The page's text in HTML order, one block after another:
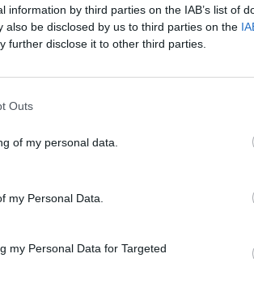
information by third parties on the IAB’s list of
also be disclosed by us to third parties on the
further disclose it to other third parties.
Outs
of my personal data.
my Personal Data.
my Personal Data for Targeted
senus pastatus ar ilgą kelią į viršų, tai
gyvenimo etapui arba didesnės